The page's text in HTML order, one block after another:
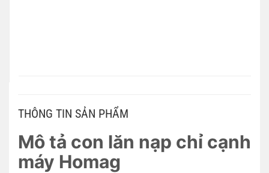
THÔNG TIN SẢN PHẨM
Mô tả con lăn nạp chỉ cạnh
máy Homag